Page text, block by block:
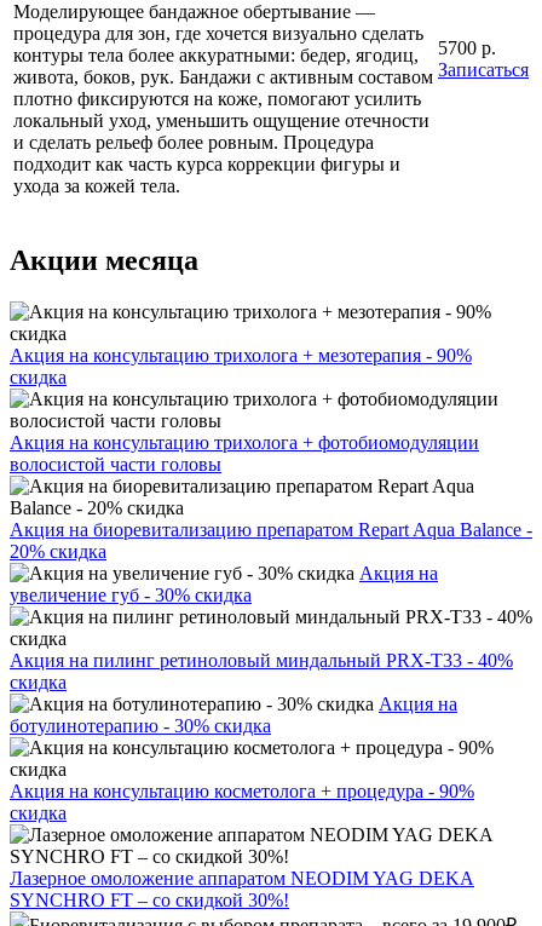
Моделирующее бандажное обертывание —
процедура для зон, где хочется визуально сделать
контуры тела более аккуратными: бедер, ягодиц,
живота, боков, рук. Бандажи с активным составом
плотно фиксируются на коже, помогают усилить
локальный уход, уменьшить ощущение отечности
и сделать рельеф более ровным. Процедура
подходит как часть курса коррекции фигуры и
ухода за кожей тела.
5700 р.
Записаться
Акции месяца
Акция на консультацию трихолога + мезотерапия - 90%
скидка
Акция на консультацию трихолога + фотобиомодуляции
волосистой части головы
Акция на биоревитализацию препаратом Repart Aqua Balance -
20% скидка
Акция на
увеличение губ - 30% скидка
Акция на пилинг ретиноловый миндальный PRX-T33 - 40%
скидка
Акция на
ботулинотерапию - 30% скидка
Акция на консультацию косметолога + процедура - 90%
скидка
Лазерное омоложение аппаратом NEODIM YAG DEKA
SYNCHRO FT – со скидкой 30%!